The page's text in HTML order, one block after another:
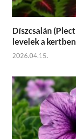
Díszcsalán
levelek a kertben
2026.04.15.